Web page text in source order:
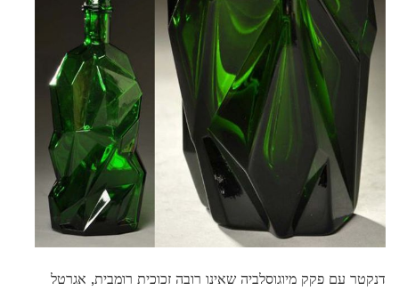
דנקטר עם פקק מיוגוסלביה שאינו רובה זכוכית רומבית, אגרטל